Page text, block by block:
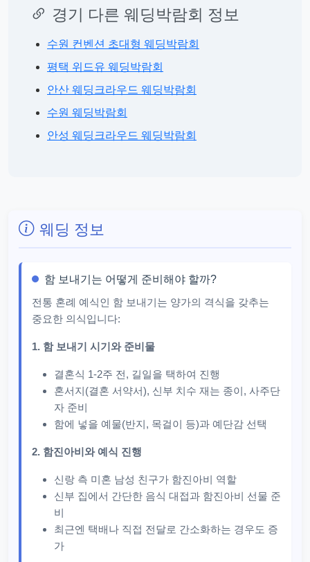
경기 다른 웨딩박람회 정보
수원 컨벤션 초대형 웨딩박람회
평택 위드유 웨딩박람회
안산 웨딩크라우드 웨딩박람회
수원 웨딩박람회
안성 웨딩크라우드 웨딩박람회
웨딩 정보
함 보내기는 어떻게 준비해야 할까?
전통 혼례 예식인 함 보내기는 양가의 격식을 갖추는
중요한 의식입니다:
1. 함 보내기 시기와 준비물
결혼식 1-2주 전, 길일을 택하여 진행
혼서지(결혼 서약서), 신부 치수 재는 종이, 사주단
자 준비
함에 넣을 예물(반지, 목걸이 등)과 예단감 선택
2. 함진아비와 예식 진행
신랑 측 미혼 남성 친구가 함진아비 역할
신부 집에서 간단한 음식 대접과 함진아비 선물 준
비
최근엔 택배나 직접 전달로 간소화하는 경우도 증
가